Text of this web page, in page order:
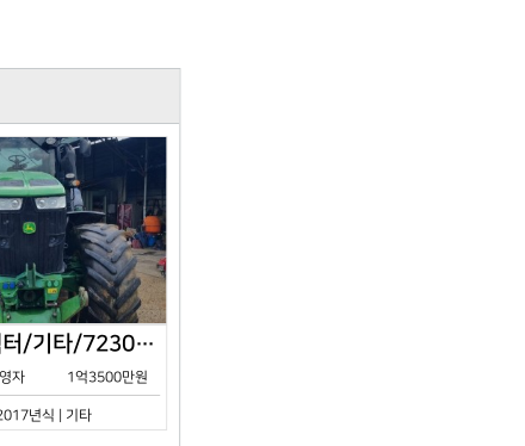
존디어/트랙터/기타/7230R/2017년식
자 1억3500만원
년식 | 기타